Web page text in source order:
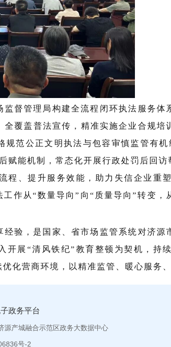
督管理局构建全流程闭环执法服务
覆盖普法宣传，精准实施企业合规
范公正文明执法与包容审慎监管有
赋能机制，常态化开展行政处罚后回
程、提升服务效能，助力失信企业重
作从“数量导向”向“质量导向”转变
验，是国家、省市场监管系统对济源
开展“清风铁纪”教育整顿为契机，持
化营商环境，以精准监管、暖心服务
政务平台
源产城融合示范区政务大数据中心
号-2